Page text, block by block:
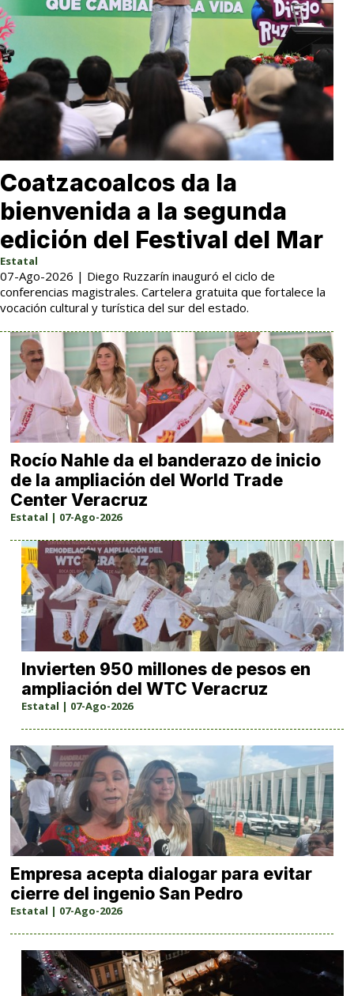
Coatzacoalcos da la
bienvenida a la segunda
edición del Festival del Mar
Estatal
07-Ago-2026 | Diego Ruzzarín inauguró el ciclo de
conferencias magistrales. Cartelera gratuita que fortalece la
vocación cultural y turística del sur del estado.
Rocío Nahle da el banderazo de inicio
de la ampliación del World Trade
Center Veracruz
Estatal | 07-Ago-2026
Invierten 950 millones de pesos en
ampliación del WTC Veracruz
Estatal | 07-Ago-2026
Empresa acepta dialogar para evitar
cierre del ingenio San Pedro
Estatal | 07-Ago-2026